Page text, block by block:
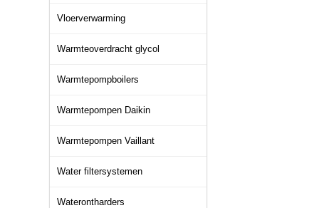
Vloerverwarming
Warmteoverdracht glycol
Warmtepompboilers
Warmtepompen Daikin
Warmtepompen Vaillant
Water filtersystemen
Waterontharders